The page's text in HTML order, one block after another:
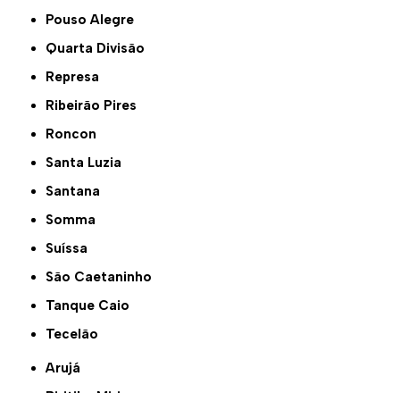
Pouso Alegre
Quarta Divisão
Represa
Ribeirão Pires
Roncon
Santa Luzia
Santana
Somma
Suíssa
São Caetaninho
Tanque Caio
Tecelão
Arujá